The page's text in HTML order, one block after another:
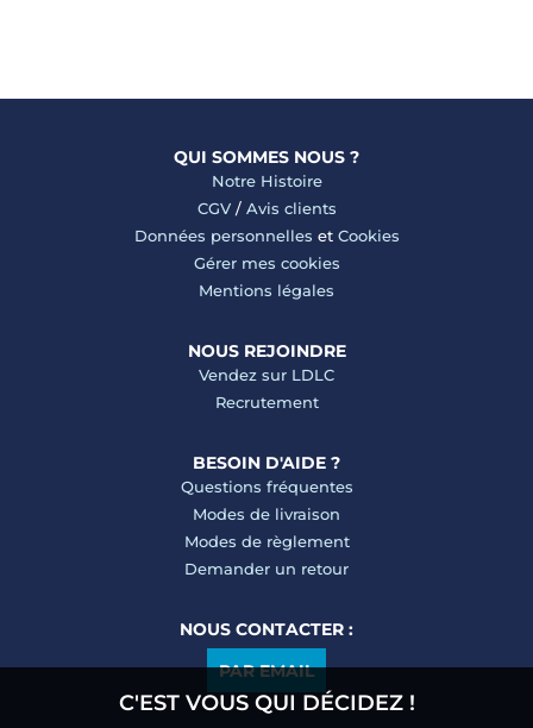
C'EST VOUS QUI DÉCIDEZ !
QUI SOMMES NOUS ?
Notre Histoire
CGV/ Avis clients
Données personnelles et Cookies
Gérer mes cookies
Mentions légales
NOUS REJOINDRE
Vendez sur LDLC
Recrutement
BESOIN D'AIDE ?
Questions fréquentes
Modes de livraison
Modes de règlement
Demander un retour
NOUS CONTACTER :
PAR EMAIL